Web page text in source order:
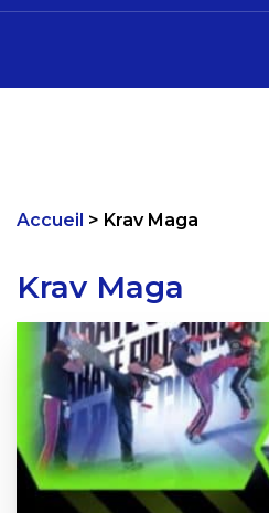
Accueil Krav Maga
Krav Maga